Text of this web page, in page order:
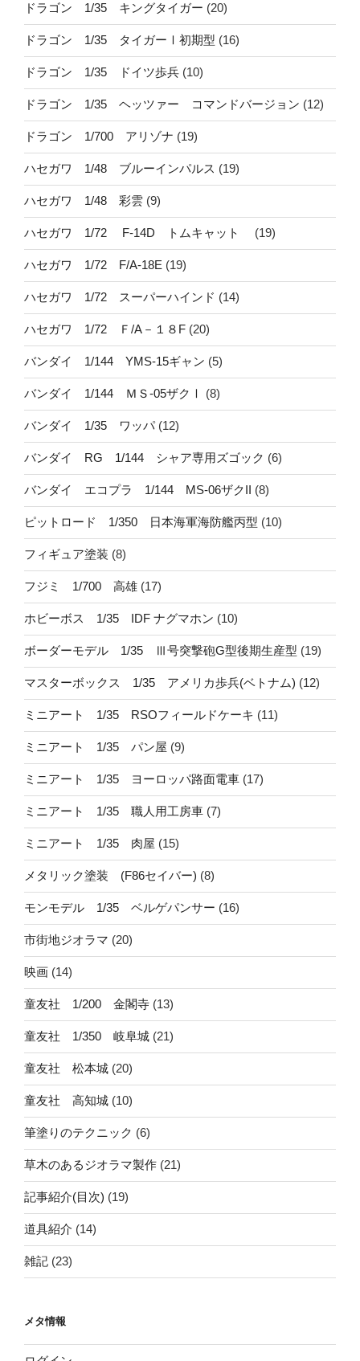
ドラゴン 1/35 キングタイガー (20)
ドラゴン 1/35 タイガーⅠ初期型 (16)
ドラゴン 1/35 ドイツ歩兵 (10)
ドラゴン 1/35 ヘッツァー コマンドバージョン (12)
ドラゴン 1/700 アリゾナ (19)
ハセガワ 1/48 ブルーインパルス (19)
ハセガワ 1/48 彩雲 (9)
ハセガワ 1/72 F-14D トムキャット (19)
ハセガワ 1/72 F/A-18E (19)
ハセガワ 1/72 スーパーハインド (14)
ハセガワ 1/72 Ｆ/A－１８F (20)
バンダイ 1/144 YMS-15ギャン (5)
バンダイ 1/144 ＭＳ-05ザクⅠ (8)
バンダイ 1/35 ワッパ(12)
バンダイ RG 1/144 シャア専用ズゴック (6)
バンダイ エコプラ 1/144 MS-06ザクII (8)
ピットロード 1/350 日本海軍海防艦丙型 (10)
フィギュア塗装 (8)
フジミ 1/700 高雄 (17)
ホビーボス 1/35 IDF ナグマホン (10)
ボーダーモデル 1/35 Ⅲ号突撃砲G型後期生産型 (19)
マスターボックス 1/35 アメリカ歩兵(ベトナム) (12)
ミニアート 1/35 RSOフィールドケーキ (11)
ミニアート 1/35 パン屋 (9)
ミニアート 1/35 ヨーロッパ路面電車 (17)
ミニアート 1/35 職人用工房車 (7)
ミニアート 1/35 肉屋 (15)
メタリック塗装 (F86セイバー) (8)
モンモデル 1/35 ベルゲパンサー (16)
市街地ジオラマ (20)
映画 (14)
童友社 1/200 金閣寺 (13)
童友社 1/350 岐阜城 (21)
童友社 松本城 (20)
童友社 高知城 (10)
筆塗りのテクニック (6)
草木のあるジオラマ製作 (21)
記事紹介(目次) (19)
道具紹介 (14)
雑記 (23)
メタ情報